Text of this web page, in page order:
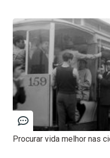
Procurar vida melhor nas